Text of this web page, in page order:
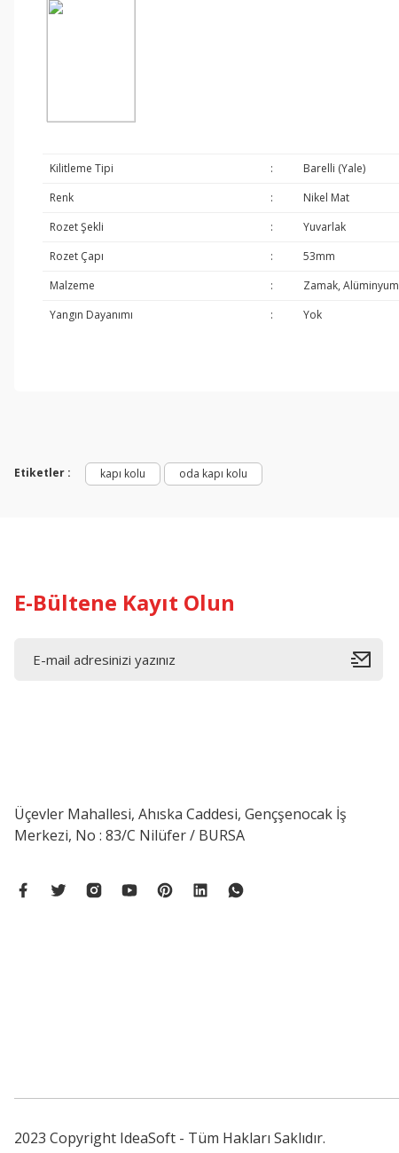
Kilitleme Tipi :
Barelli (Yale)
Renk
:
Nikel Mat
Rozet Şekli
:
Yuvarlak
Rozet Çapı
:
53mm
Malzeme
:
Zamak, Alüminyum
Yangın Dayanımı
: Yok
Etiketler : kapı kolu oda kapı kolu
E-Bültene Kayıt Olun
Üçevler Mahallesi, Ahıska Caddesi, Gençşenocak İş
Merkezi, No : 83/C Nilüfer / BURSA
2023 Copyright IdeaSoft - Tüm Hakları Saklıdır.